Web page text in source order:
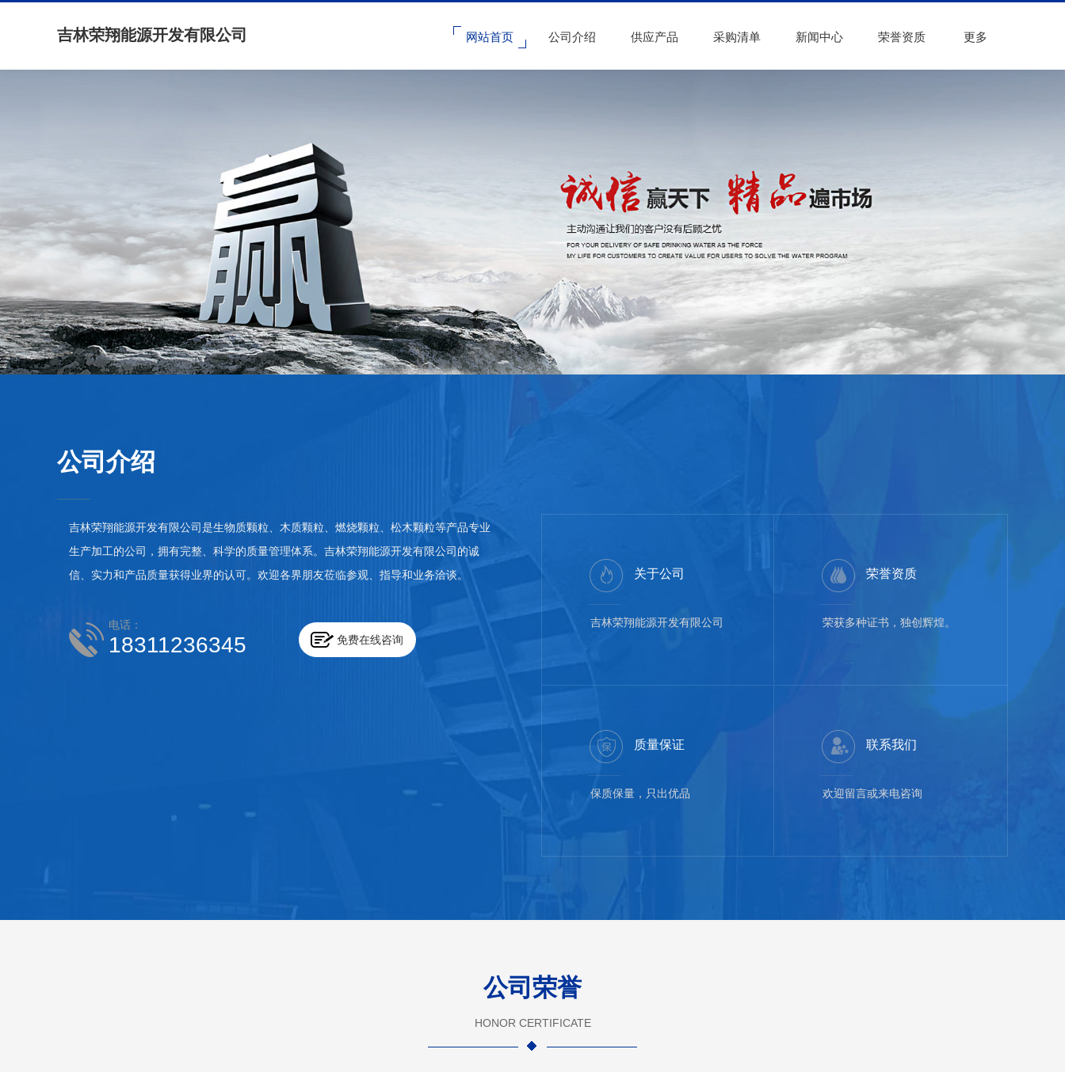
吉林荣翔能源开发有限公司 网站首页 公司介绍 供应产品 采购清单 新闻中心 荣誉资质 更多
关于公司
吉林荣翔能源开发有限公司
荣誉资质
荣获多种证书，独创辉煌。
质量保证
保质保量，只出优品
联系我们
欢迎留言或来电咨询
公司介绍
吉林荣翔能源开发有限公司是生物质颗粒、木质颗粒、燃烧颗粒、松木颗粒等产品专业
生产加工的公司，拥有完整、科学的质量管理体系。吉林荣翔能源开发有限公司的诚
信、实力和产品质量获得业界的认可。欢迎各界朋友莅临参观、指导和业务洽谈。
电话：
18311236345 免费在线咨询
公司荣誉
HONOR CERTIFICATE